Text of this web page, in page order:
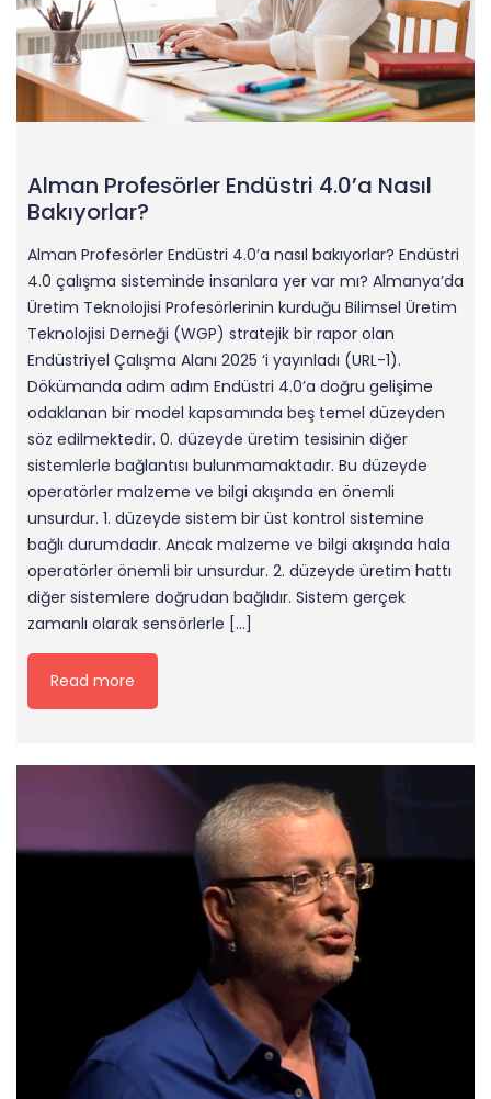
Alman Profesörler Endüstri 4.0’a Nasıl
Bakıyorlar?
Alman Profesörler Endüstri 4.0’a nasıl bakıyorlar? Endüstri
4.0 çalışma sisteminde insanlara yer var mı? Almanya’da
Üretim Teknolojisi Profesörlerinin kurduğu Bilimsel Üretim
Teknolojisi Derneği (WGP) stratejik bir rapor olan
Endüstriyel Çalışma Alanı 2025 ‘i yayınladı (URL-1).
Dökümanda adım adım Endüstri 4.0’a doğru gelişime
odaklanan bir model kapsamında beş temel düzeyden
söz edilmektedir. 0. düzeyde üretim tesisinin diğer
sistemlerle bağlantısı bulunmamaktadır. Bu düzeyde
operatörler malzeme ve bilgi akışında en önemli
unsurdur. 1. düzeyde sistem bir üst kontrol sistemine
bağlı durumdadır. Ancak malzeme ve bilgi akışında hala
operatörler önemli bir unsurdur. 2. düzeyde üretim hattı
diğer sistemlere doğrudan bağlıdır. Sistem gerçek
zamanlı olarak sensörlerle […]
Read more